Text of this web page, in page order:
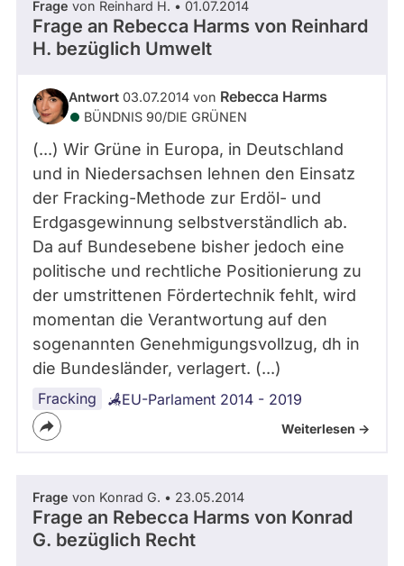
Frage von Reinhard H. • 01.07.2014
Frage an Rebecca Harms von Reinhard
H. bezüglich Umwelt
Antwort 03.07.2014 von Rebecca Harms
BÜNDNIS 90/­DIE GRÜNEN
(...) Wir Grüne in Europa, in Deutschland
und in Niedersachsen lehnen den Einsatz
der Fracking-Methode zur Erdöl- und
Erdgasgewinnung selbstverständlich ab.
Da auf Bundesebene bisher jedoch eine
politische und rechtliche Positionierung zu
der umstrittenen Fördertechnik fehlt, wird
momentan die Verantwortung auf den
sogenannten Genehmigungsvollzug, dh in
die Bundesländer, verlagert. (...)
Fracking EU-Parlament 2014 - 2019
Weiterlesen ->
Frage von Konrad G. • 23.05.2014
Frage an Rebecca Harms von Konrad
G. bezüglich Recht